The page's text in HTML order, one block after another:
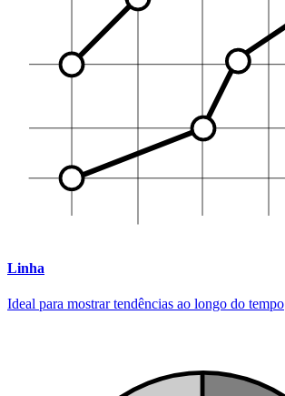
Linha
Ideal para mostrar tendências ao longo do tempo